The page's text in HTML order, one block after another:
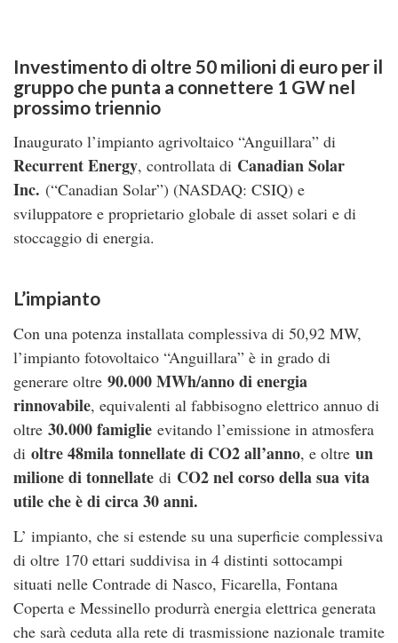
Investimento di oltre 50 milioni di euro per il
gruppo che punta a connettere 1 GW nel
prossimo triennio
Inaugurato l’impianto agrivoltaico “Anguillara” di
Recurrent Energy, controllata di Canadian Solar
Inc. (“Canadian Solar”) (NASDAQ: CSIQ) e
sviluppatore e proprietario globale di asset solari e di
stoccaggio di energia.
L’impianto
Con una potenza installata complessiva di 50,92 MW,
l’impianto fotovoltaico “Anguillara” è in grado di
generare oltre 90.000 MWh/anno di energia
rinnovabile, equivalenti al fabbisogno elettrico annuo di
oltre 30.000 famiglie evitando l’emissione in atmosfera
di oltre 48mila tonnellate di CO2 all’anno, e oltre un
milione di tonnellate di CO2 nel corso della sua vita
utile che è di circa 30 anni.
L’ impianto, che si estende su una superficie complessiva
di oltre 170 ettari suddivisa in 4 distinti sottocampi
situati nelle Contrade di Nasco, Ficarella, Fontana
Coperta e Messinello produrrà energia elettrica generata
che sarà ceduta alla rete di trasmissione nazionale tramite